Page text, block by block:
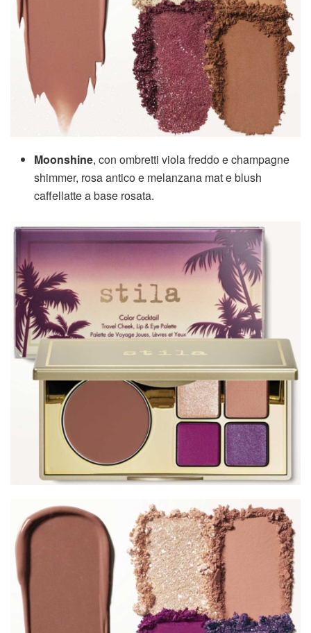
Moonshine, con ombretti viola freddo e champagne
shimmer, rosa antico e melanzana mat e blush
caffellatte a base rosata.